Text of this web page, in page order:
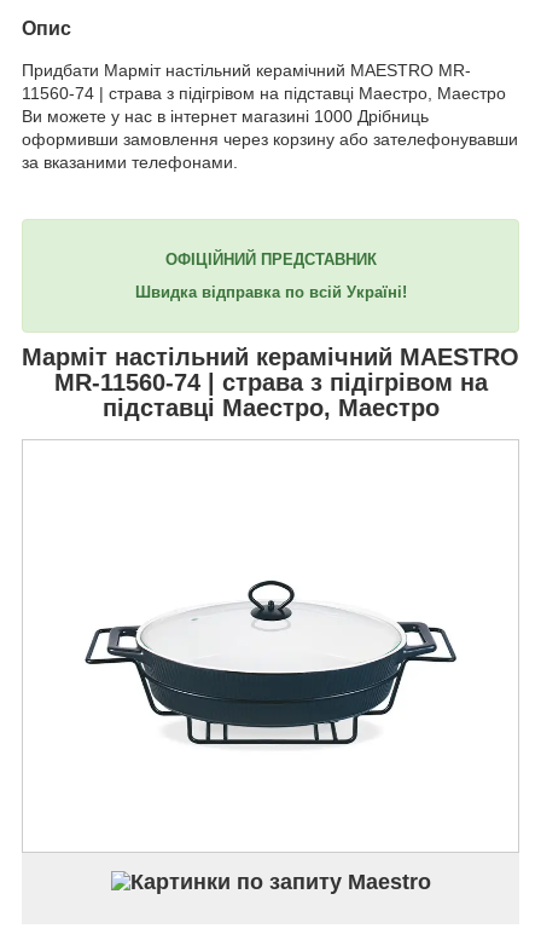
Опис
Придбати Марміт настільний керамічний MAESTRO MR-
11560-74 | страва з підігрівом на підставці Маестро, Маестро
Ви можете у нас в інтернет магазині 1000 Дрібниць
оформивши замовлення через корзину або зателефонувавши
за вказаними телефонами.
ОФІЦІЙНИЙ ПРЕДСТАВНИК
Швидка відправка по всій Україні!
Марміт настільний керамічний MAESTRO
MR-11560-74| страва з підігрівом на
підставці Маестро, Маестро